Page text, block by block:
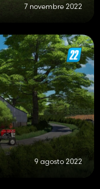
7 novembre 2022
9 agosto 2022